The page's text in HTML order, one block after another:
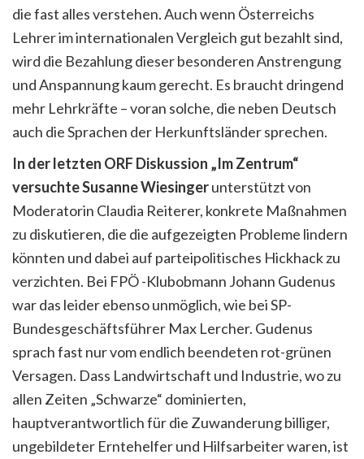
die fast alles verstehen. Auch wenn Österreichs
Lehrer im internationalen Vergleich gut bezahlt sind,
wird die Bezahlung dieser besonderen Anstrengung
und Anspannung kaum gerecht. Es braucht dringend
mehr Lehrkräfte – voran solche, die neben Deutsch
auch die Sprachen der Herkunftsländer sprechen.
In der letzten ORF Diskussion „Im Zentrum“
versuchte Susanne Wiesingerunterstützt von
Moderatorin Claudia Reiterer, konkrete Maßnahmen
zu diskutieren, die die aufgezeigten Probleme lindern
könnten und dabei auf parteipolitisches Hickhack zu
verzichten. Bei FPÖ -Klubobmann Johann Gudenus
war das leider ebenso unmöglich, wie bei SP-
Bundesgeschäftsführer Max Lercher. Gudenus
sprach fast nur vom endlich beendeten rot-grünen
Versagen. Dass Landwirtschaft und Industrie, wo zu
allen Zeiten „Schwarze“ dominierten,
hauptverantwortlich für die Zuwanderung billiger,
ungebildeter Erntehelfer und Hilfsarbeiter waren, ist